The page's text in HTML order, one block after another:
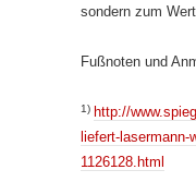
sondern zum
Fußnoten und
1) http://
liefert-lasermann-
1126128.html